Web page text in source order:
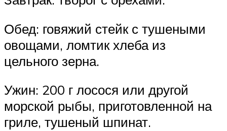
Обед: говяжий стейк с тушеными
овощами, ломтик хлеба из
цельного зерна.
Ужин: 200 г лосося или другой
морской рыбы, приготовленной на
гриле, тушеный шпинат.